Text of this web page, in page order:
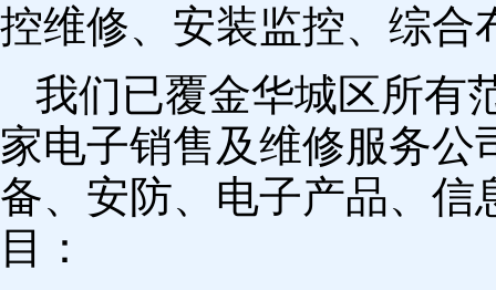
控维修、安装监控、综合
我们已覆金华城区所有
家电子销售及维修服务公
备、安防、电子产品、信
目：